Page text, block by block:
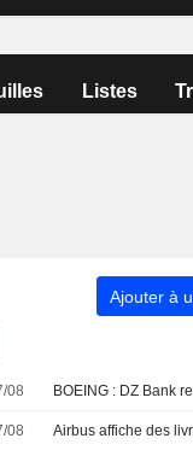
Listes
Ajouter à
08 BOEING : DZ Bank
08